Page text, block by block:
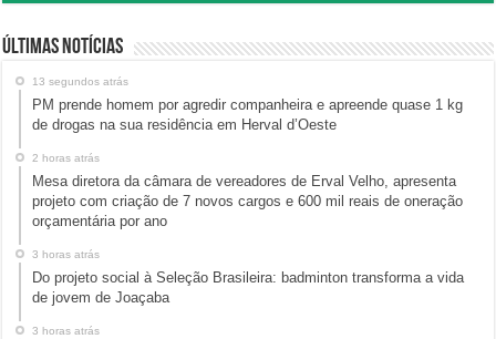
Últimas Notícias
13 segundos atrás
PM prende homem por agredir companheira e apreende quase 1 kg
de drogas na sua residência em Herval d’Oeste
2 horas atrás
Mesa diretora da câmara de vereadores de Erval Velho, apresenta
projeto com criação de 7 novos cargos e 600 mil reais de oneração
orçamentária por ano
3 horas atrás
Do projeto social à Seleção Brasileira: badminton transforma a vida
de jovem de Joaçaba
3 horas atrás